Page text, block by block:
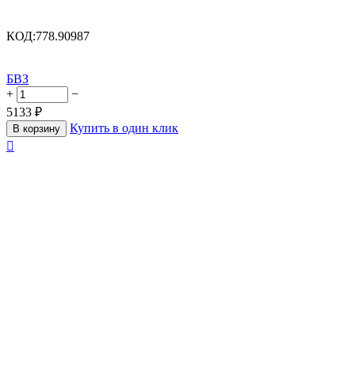
КОД:778.90987
БВЗ
+
−
5133 ₽
В корзину
Купить в один клик
